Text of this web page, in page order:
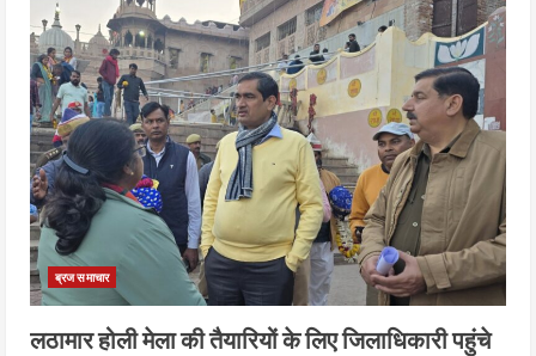
ब्रज समाचार
लठामार होली मेला की तैयारियों के लिए जिलाधिकारी पहुंचे